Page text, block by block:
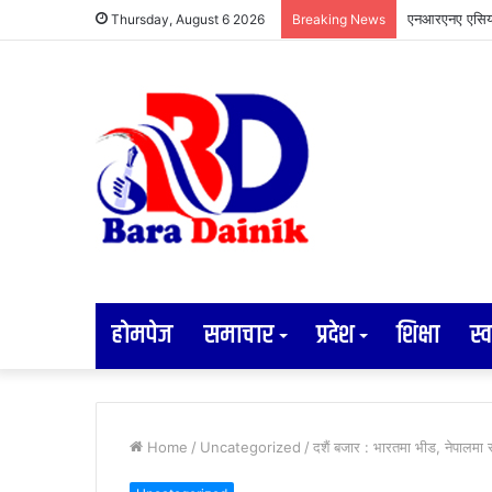
Thursday, August 6 2026 Breaking News अव्यवस्थित तार
होमपेज समाचार प्रदेश शिक्षा
Home / Uncategorized / दशैं बजार : भारतमा भीड, नेपालमा